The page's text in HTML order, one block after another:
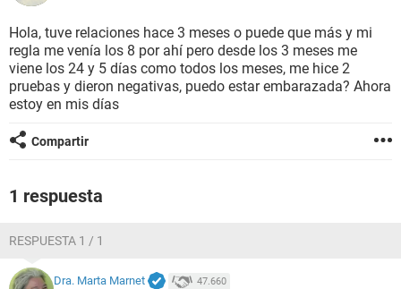
BIENESTAR
SEXUALIDAD
GLOSARIO
Hola, tuve relaciones hace 3 meses o puede que más y mi
regla me venía los 8 por ahí pero desde los 3 meses me
viene los 24 y 5 días como todos los meses, me hice 2
pruebas y dieron negativas, puedo estar embarazada? Ahora
estoy en mis días
Compartir
1 respuesta
RESPUESTA 1 / 1
Dra. Marta Marnet 47.660